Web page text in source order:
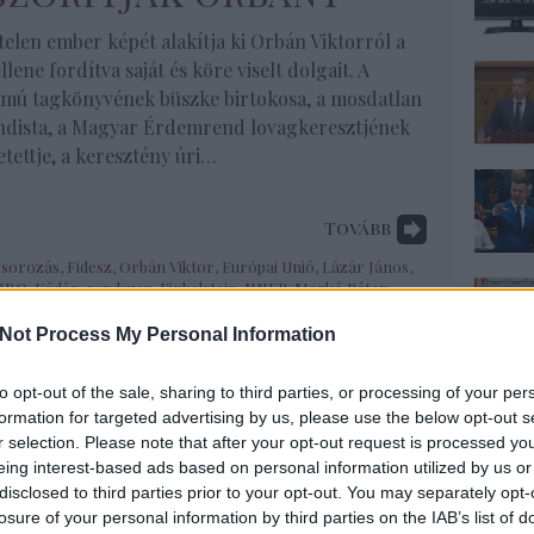
Process My Personal Information
opt-out of the sale, sharing to third parties, or processing of your
for targeted advertising by us, please use the below opt-out
selection. Please note that after your opt-out request is processed
interest-based ads based on personal information utilized by us
to third parties prior to your opt-out. You may separately
of your personal information by third parties on the IAB’s list of
ember képét alakítja ki Orbán Viktorról a
fordítva saját és köre viselt dolgait. A
tagkönyvének büszke birtokosa, a mosdatlan
a Magyar Érdemrend lovagkeresztjének
a keresztény úri…
Tovább
sorozás Fidesz Orbán Viktor Európai Unió Lázár János
,Kádár-rendszer,Finkelstein,NNER,Markó Péter,
86komment
vesznek be